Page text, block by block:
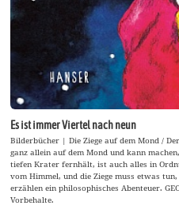
Es ist immer Viertel nach neun
Bilderbücher | Die Ziege auf dem Mond /
ganz allein auf dem Mond und kann
tiefen Krater fernhält, ist auch alles in
vom Himmel, und die Ziege muss etwas
erzählen ein philosophisches Abenteuer.
Vorbehalte.